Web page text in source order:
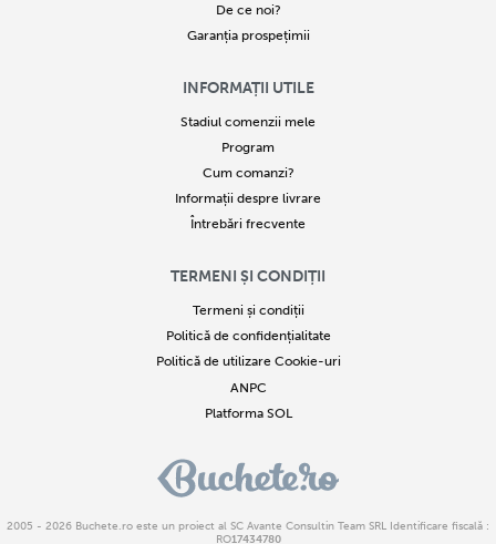
De ce noi?
Garanția prospețimii
INFORMAȚII UTILE
Stadiul comenzii mele
Program
Cum comanzi?
Informații despre livrare
Întrebări frecvente
TERMENI ȘI CONDIȚII
Termeni și condiții
Politică de confidențialitate
Politică de utilizare Cookie-uri
ANPC
Platforma SOL
2005 - 2026 Buchete.ro este un proiect al SC Avante Consultin Team SRL Identificare fiscală :
RO17434780